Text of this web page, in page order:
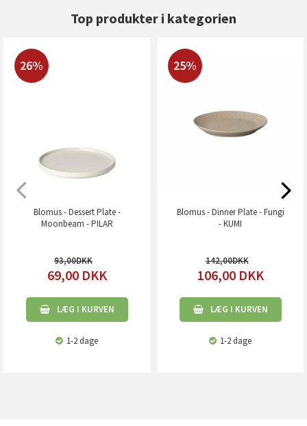
Top produkter i kategorien
26%
Blomus - Dessert Plate -
Moonbeam - PILAR
93,00
69,00 DKK
LÆG I KURVEN
1-2 dage
25%
Blomus - Dinner Plate - Fungi
- KUMI
142,00
106,00 DKK
LÆG I KURVEN
1-2 dage